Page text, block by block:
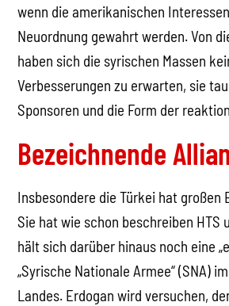
wenn die amerikanischen
Neuordnung gewahrt werden. Von
haben sich die syrischen Massen
Verbesserungen zu erwarten, sie
Sponsoren und die Form der
Bezeichnende
Insbesondere die Türkei hat großen
Sie hat wie schon beschreiben HTS
hält sich darüber hinaus noch eine
„Syrische Nationale Armee“ (SNA)
Landes. Erdogan wird versuchen,